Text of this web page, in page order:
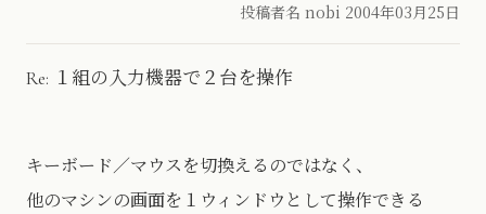
投稿者名 nobi 2004年03月25日
Re: １組の入力機器で２台を操作
キーボード／マウスを切換えるのではなく、
他のマシンの画面を１ウィンドウとして操作できる